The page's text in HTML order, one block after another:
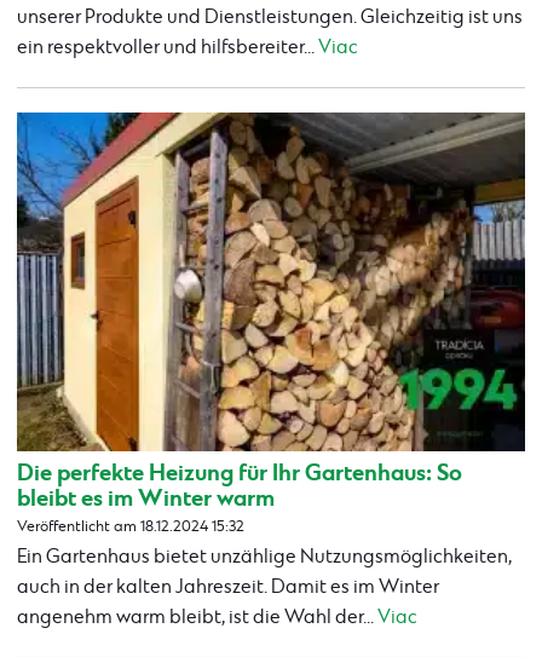
unserer Produkte und Dienstleistungen. Gleichzeitig ist uns
ein respektvoller und hilfsbereiter...Viac
Die perfekte Heizung für Ihr Gartenhaus: So
bleibt es im Winter warm
Veröffentlicht am 18.12.2024 15:32
Ein Gartenhaus bietet unzählige Nutzungsmöglichkeiten,
auch in der kalten Jahreszeit. Damit es im Winter
angenehm warm bleibt, ist die Wahl der...Viac